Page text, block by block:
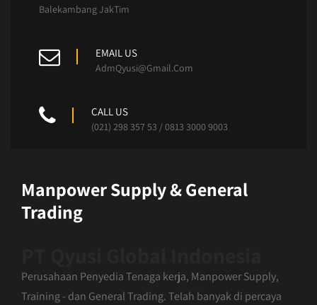
Balekambang JakTim
EMAIL US
AdmQyusi@Gmail.Com
CALL US
(021) 298 357 53 / 0813 3000 9003
Manpower Supply & General
Trading
Perusahaan Penyedia Tenaga kerja, Manpower Supply,
Training - dan General Trading. Telah banyak di percaya